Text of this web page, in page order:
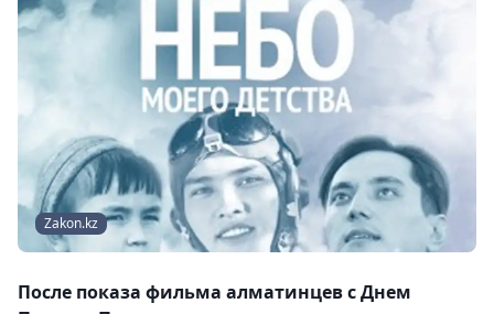
Zakon.kz
После показа фильма алматинцев с Днем